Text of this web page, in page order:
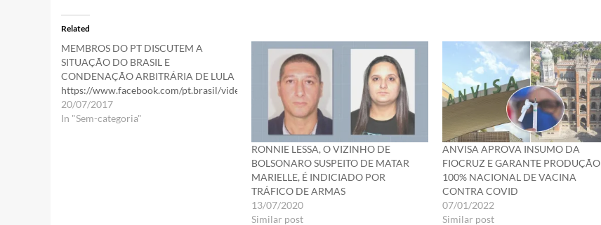
Related
MEMBROS DO PT DISCUTEM A
SITUAÇÃO DO BRASIL E
CONDENAÇÃO ARBITRÁRIA DE LULA
https://www.facebook.com/pt.brasil/videos/1438507829568921/
20/07/2017
In "Sem-categoria"
RONNIE LESSA, O VIZINHO DE
BOLSONARO SUSPEITO DE MATAR
MARIELLE, É INDICIADO POR
TRÁFICO DE ARMAS
13/07/2020
Similar post
ANVISA APROVA INSUMO DA
FIOCRUZ E GARANTE PRODUÇÃO
100% NACIONAL DE VACINA
CONTRA COVID
07/01/2022
Similar post